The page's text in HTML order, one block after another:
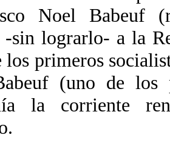
Noel Babeuf
sin lograrlo- a la
los primeros
(uno de los
la corriente